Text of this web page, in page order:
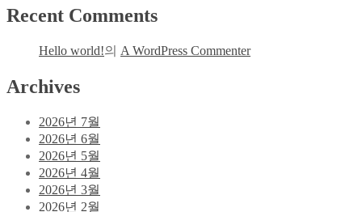
Recent Comments
Hello world!의 A WordPress Commenter
Archives
2026년 7월
2026년 6월
2026년 5월
2026년 4월
2026년 3월
2026년 2월